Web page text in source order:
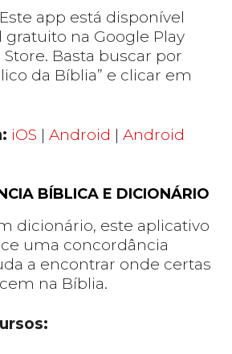
Este app está disponível
gratuito na Google Play
Basta buscar por
da Bíblia” e clicar em
iOS | Android | Android
BÍBLICA E DICIONÁRIO
dicionário, este aplicativo
uma concordância
a encontrar onde certas
na Bíblia.